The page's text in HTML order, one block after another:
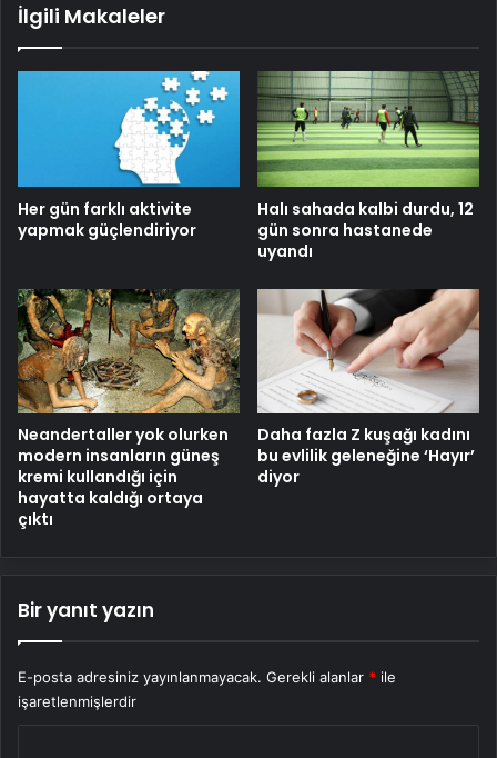
İlgili Makaleler
Her gün farklı aktivite
yapmak güçlendiriyor
Halı sahada kalbi durdu, 12
gün sonra hastanede
uyandı
Neandertaller yok olurken
modern insanların güneş
kremi kullandığı için
hayatta kaldığı ortaya
çıktı
Daha fazla Z kuşağı kadını
bu evlilik geleneğine ‘Hayır’
diyor
Bir yanıt yazın
E-posta adresiniz yayınlanmayacak. Gerekli alanlar * ile
işaretlenmişlerdir